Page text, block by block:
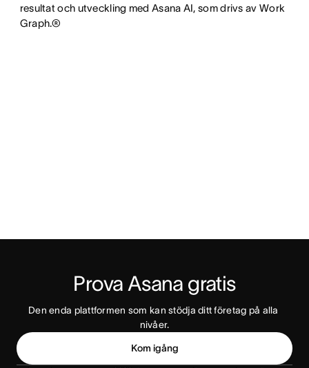
resultat och utveckling med Asana AI, som drivs av Work
Graph.®
Prova Asana gratis
Den enda plattformen som kan stödja ditt företag på alla
nivåer.
Kom igång